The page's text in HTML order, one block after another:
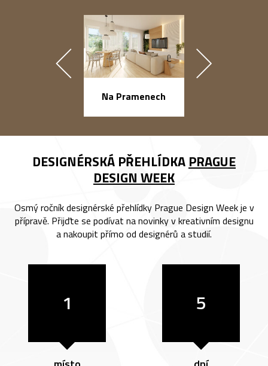
Na Pramenech
DESIGNÉRSKÁ PŘEHLÍDKA PRAGUE
DESIGN WEEK
Osmý ročník designérské přehlídky Prague Design Week je v
přípravě. Přijďte se podívat na novinky v kreativním designu
a nakoupit přímo od designérů a studií.
1 5